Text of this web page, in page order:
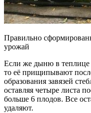
Правильно
урожай
Если же дыню в
то её прищипывают
образования завязей
оставляя четыре листа
больше 6 плодов. Все
удаляют.